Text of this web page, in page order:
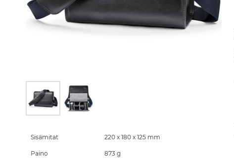
the
Sisämitat 220 x 180 x 125 mm
Paino 873 g